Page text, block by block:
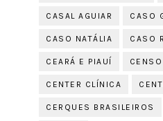
CASAL AGUIAR CASO
CASO NATÁLIA CASO
CEARÁ E PIAUÍ
CENTER CLÍNICA
CERQUES BRASILEIROS